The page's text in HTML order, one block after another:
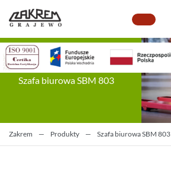
Szafa biurowa SBM 803
Zakrem — Produkty — Szafa biurowa SBM 803